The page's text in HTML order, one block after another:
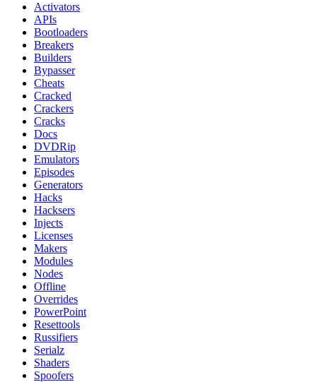
Activators
APIs
Bootloaders
Breakers
Builders
Bypasser
Cheats
Cracked
Crackers
Cracks
Docs
DVDRip
Emulators
Episodes
Generators
Hacks
Hacksers
Injects
Licenses
Makers
Modules
Nodes
Offline
Overrides
PowerPoint
Resettools
Russifiers
Serialz
Shaders
Spoofers